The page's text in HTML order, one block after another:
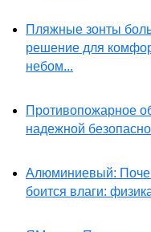
Пляжные зонты
решение для
небом...
Противопожарное
надежной
Алюминиевый:
боится влаги: